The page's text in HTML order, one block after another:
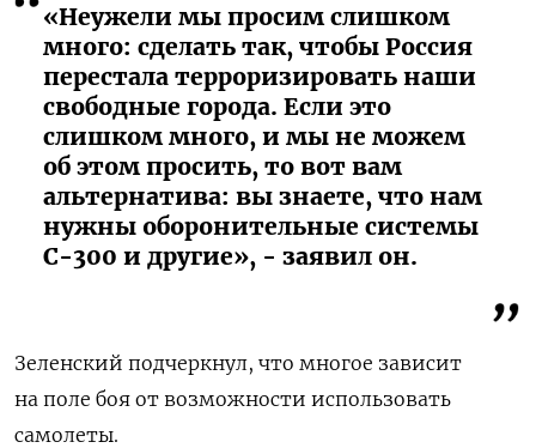
«Неужели мы просим слишком
много: сделать так, чтобы Россия
перестала терроризировать наши
свободные города. Если это
слишком много, и мы не можем
об этом просить, то вот вам
альтернатива: вы знаете, что нам
нужны оборонительные системы
С-300 и другие», - заявил он.
Зеленский подчеркнул, что многое зависит
на поле боя от возможности использовать
самолеты.